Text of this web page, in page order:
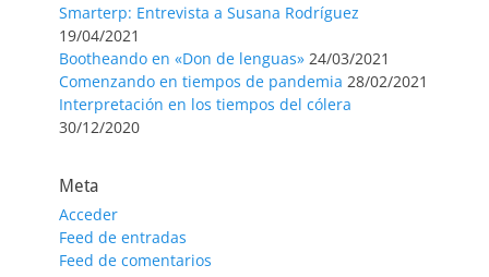
Smarterp: Entrevista a Susana Rodríguez
19/04/2021
Bootheando en «Don de lenguas» 24/03/2021
Comenzando en tiempos de pandemia 28/02/2021
Interpretación en los tiempos del cólera
30/12/2020
Meta
Acceder
Feed de entradas
Feed de comentarios